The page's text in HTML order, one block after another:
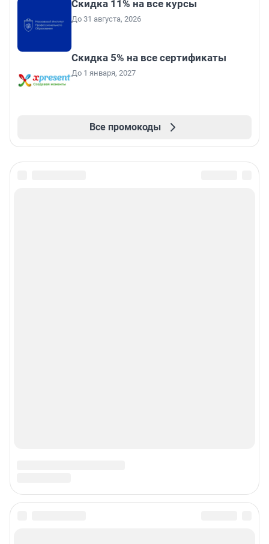
Скидка 11% на все курсы
До 31 августа, 2026
Скидка 5% на все сертификаты
До 1 января, 2027
Все промокоды